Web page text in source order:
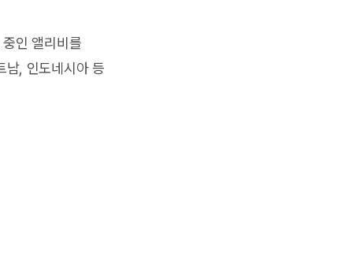
인 앨리비를
남, 인도네시아 등